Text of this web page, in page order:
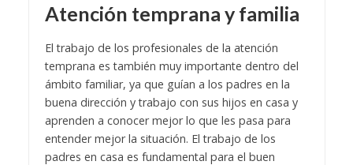
Atención temprana y familia
El trabajo de los profesionales de la atención
temprana es también muy importante dentro del
ámbito familiar, ya que guían a los padres en la
buena dirección y trabajo con sus hijos en casa y
aprenden a conocer mejor lo que les pasa para
entender mejor la situación. El trabajo de los
padres en casa es fundamental para el buen